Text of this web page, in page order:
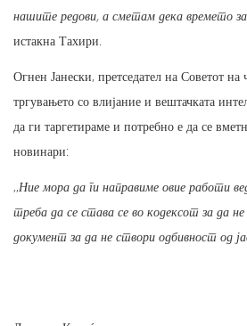
нашите редови, а сметам дека времето
истакна Тахири.
Огнен Јанески, претседател на Советот на
тргувањето со влијание и вештачката
да ги таргетираме и потребно е да се
новинари:
,,Ние мора да ги направиме овие работи
треба да се става се во кодексот за да
документ за да не створи одбивност од